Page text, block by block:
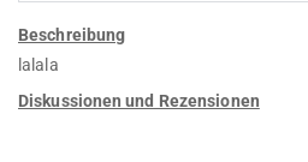
Beschreibung
lalala
Diskussionen und Rezensionen